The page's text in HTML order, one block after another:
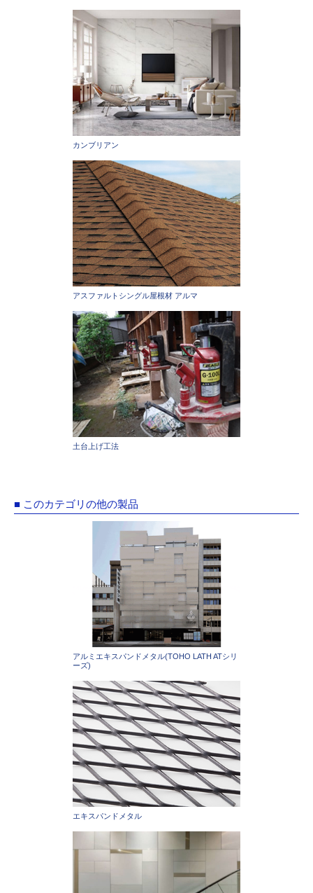
カンブリアン
アスファルトシングル屋根材 アルマ
土台上げ工法
■ このカテゴリの他の製品
アルミエキスパンドメタル(TOHO LATH ATシリ
ーズ)
エキスパンドメタル